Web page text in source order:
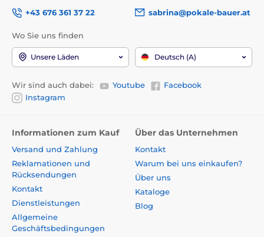
+43 676 361 37 22
sabrina@pokale-bauer.at
Wo Sie uns finden
Unsere Läden Deutsch (A)
Wir sind auch dabei: Youtube
Facebook
Instagram
Informationen zum Kauf
Versand und Zahlung
Reklamationen und
Rücksendungen
Kontakt
Dienstleistungen
Allgemeine
Geschäftsbedingungen
Über das Unternehmen
Kontakt
Warum bei uns einkaufen?
Über uns
Kataloge
Blog